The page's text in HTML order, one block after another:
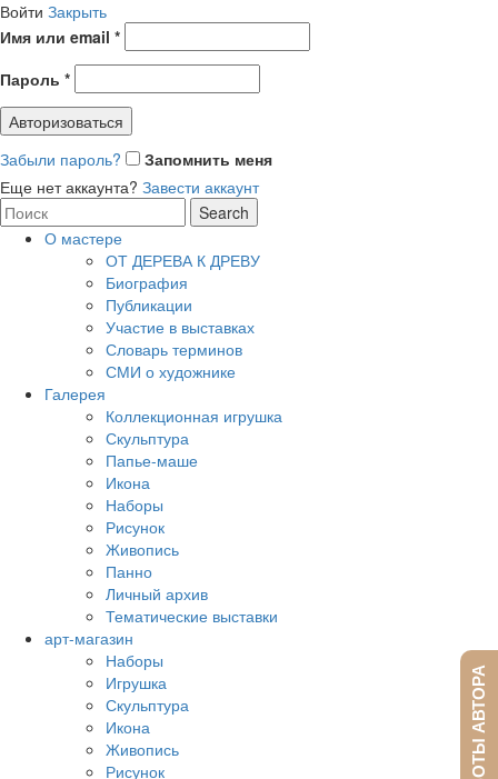
Войти Закрыть
Имя или email *
Пароль *
Авторизоваться
Забыли пароль?
Запомнить меня
Еще нет аккаунта? Завести аккаунт
Search
for:
Search
О мастере
ОТ ДЕРЕВА К ДРЕВУ
Биография
Публикации
Участие в выставках
Словарь терминов
СМИ о художнике
Галерея
Коллекционная игрушка
Скульптура
Папье-маше
Икона
Наборы
Рисунок
Живопись
Панно
Личный архив
Тематические выставки
арт-магазин
Наборы
Игрушка
Скульптура
Икона
Живопись
Рисунок